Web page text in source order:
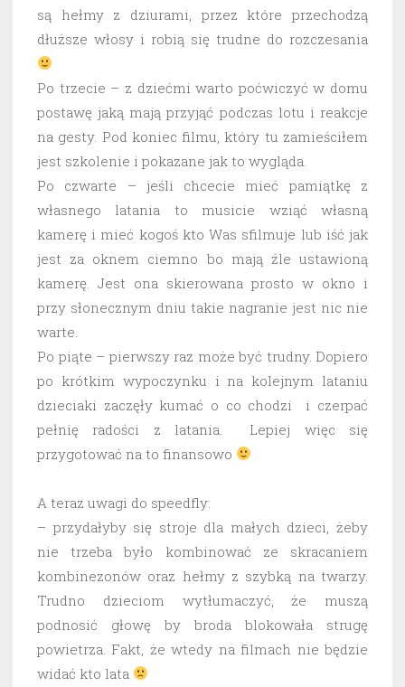
są hełmy z dziurami, przez które przechodzą
dłuższe włosy i robią się trudne do rozczesania
Po trzecie – z dziećmi warto poćwiczyć w domu
postawę jaką mają przyjąć podczas lotu i reakcje
na gesty. Pod koniec filmu, który tu zamieściłem
jest szkolenie i pokazane jak to wygląda.
Po czwarte – jeśli chcecie mieć pamiątkę z
własnego latania to musicie wziąć własną
kamerę i mieć kogoś kto Was sfilmuje lub iść jak
jest za oknem ciemno bo mają źle ustawioną
kamerę. Jest ona skierowana prosto w okno i
przy słonecznym dniu takie nagranie jest nic nie
warte.
Po piąte – pierwszy raz może być trudny. Dopiero
po krótkim wypoczynku i na kolejnym lataniu
dzieciaki zaczęły kumać o co chodzi i czerpać
pełnię radości z latania. Lepiej więc się
przygotować na to finansowo
A teraz uwagi do speedfly:
– przydałyby się stroje dla małych dzieci, żeby
nie trzeba było kombinować ze skracaniem
kombinezonów oraz hełmy z szybką na twarzy.
Trudno dzieciom wytłumaczyć, że muszą
podnosić głowę by broda blokowała strugę
powietrza. Fakt, że wtedy na filmach nie będzie
widać kto lata